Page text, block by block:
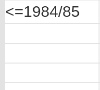
<=1984/85